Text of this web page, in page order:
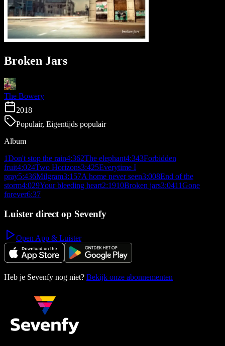
Broken Jars
The Bowery
2018
Populair, Eigentijds populair
Album
1Don't stop the rain4:362The elephant4:343Forbidden
fruit4:024Two Horizons3:425Everytime I
pray5:436Milgram3:157A home never seen3:008End of the
storm4:029Your bleeding heart2:1910Broken jars3:0411Gone
forever6:37
Luister direct op Sevenfy
Open App & Luister
Heb je Sevenfy nog niet? Bekijk onze abonnementen